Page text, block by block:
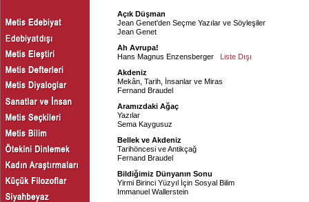
Açık Düşman
Jean Genet'den Seçme Yazılar ve Söyleşiler
Jean Genet
Ah Avrupa!
Hans Magnus Enzensberger
Liste Dışı
Akdeniz
Mekân, Tarih, İnsanlar ve Miras
Fernand Braudel
Aramızdaki Ağaç
Yazılar
Sema Kaygusuz
Bellek ve Akdeniz
Tarihöncesi ve Antikçağ
Fernand Braudel
Bildiğimiz Dünyanın Sonu
Yirmi Birinci Yüzyıl İçin Sosyal Bilim
Immanuel Wallerstein